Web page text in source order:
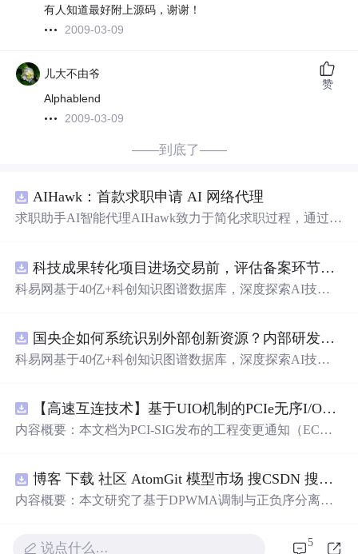
有人知道最好附上源码，谢谢！
2009-03-09
儿大不由爷
Alphablend
2009-03-09
赞
——到底了——
AIHawk：首款求职申请 AI 网络代理
求职助手AI智能代理AIHawk致力于简化求职过程，通过自
科技成果转化项目进场交易前，评估备案环节需要准备哪些材料？.docx
科易网基于40亿+科创知识图谱数据库，深度探索AI技术
新领域的AI+数智化解决方案，推动科技创新与产业创新
智能化发展。
国央企如何系统识别外部创新资源？内部研发体系完善，但对外部高校、中小科技企业技术能力缺乏动态认知。.docx
科易网基于40亿+科创知识图谱数据库，深度探索AI技术
新领域的AI+数智化解决方案，推动科技创新与产业创新
智能化发展。
【高速互连技术】基于UIO机制的PCIe无序I/O扩展：多路径架构下内存请求的高性能传输与排序控制方案设计
内容概要：本文档为PCI-SIG发布的工程变更通知（EC
规则对多路径拓扑和高性能IO系统的限制。UIO基于Flit模
式，定义了一套新的TLP（事务层包）类型和规则，允许
细说明了UIO
博客 下载 社区 AtomGit 模型市场 搜CSDN 搜索 AI 搜索 会员中心 创作中心 基于DPWMA调制与正负序分离的ANPC三电平并网逆变器前馈控制策略研究（Simulink仿真
内容概要：本文研究了基于DPWMA调制与正负序分离的
及动态响应速度不足等问题。通过采用有源中点箝位（AN
说点什么… 5